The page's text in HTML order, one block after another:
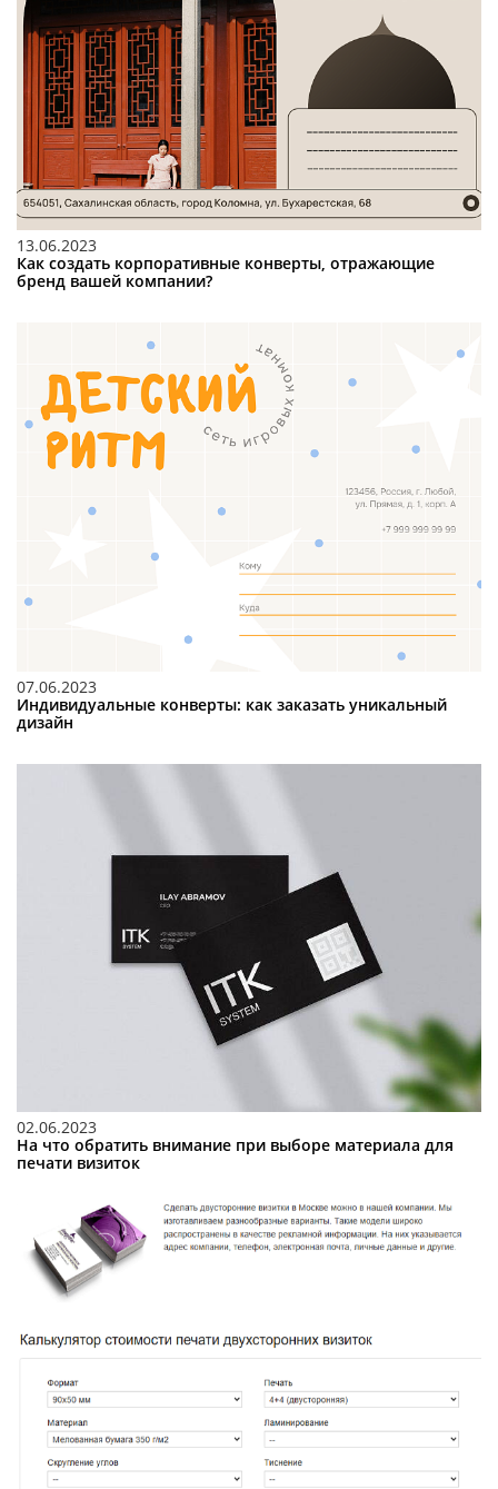
13.06.2023
Как создать корпоративные конверты, отражающие
бренд вашей компании?
07.06.2023
Индивидуальные конверты: как заказать уникальный
дизайн
02.06.2023
На что обратить внимание при выборе материала для
печати визиток